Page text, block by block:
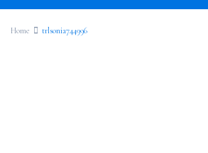
Home trlsonia744996